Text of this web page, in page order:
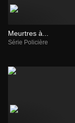
Meurtres à...
Série Policière